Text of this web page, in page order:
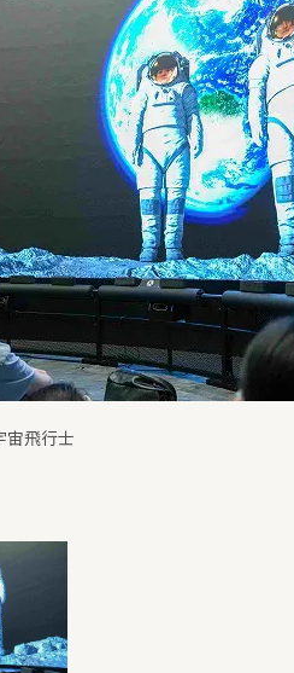
キーパーソン
宙飛行士